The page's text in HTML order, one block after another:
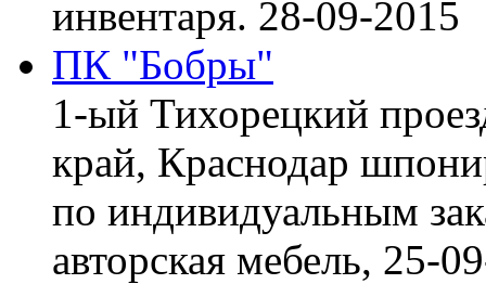
инвентаря. 28-09-2015
ПК "Бобры"
1-ый Тихорецкий
край, Краснодар
по индивидуальным
авторская мебель, 25-